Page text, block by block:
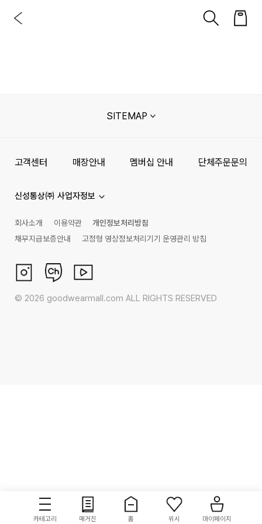
카테고리 매거진 홈 위시 마이페이지
SITEMAP
고객센터 매장안내 멤버십 안내 단체주문문의
신성통상㈜ 사업자정보
회사소개 이용약관
개인정보처리방침
채무지급보증안내
고정형 영상정보처리기기 운영관리 방침
© 2026 goodwearmall.com ALL RIGHTS RESERVED